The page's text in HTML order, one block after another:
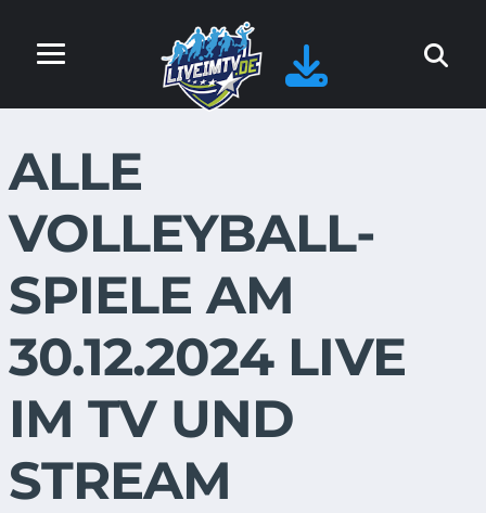
ALLE
VOLLEYBALL-
SPIELE AM
30.12.2024 LIVE
IM TV UND
STREAM